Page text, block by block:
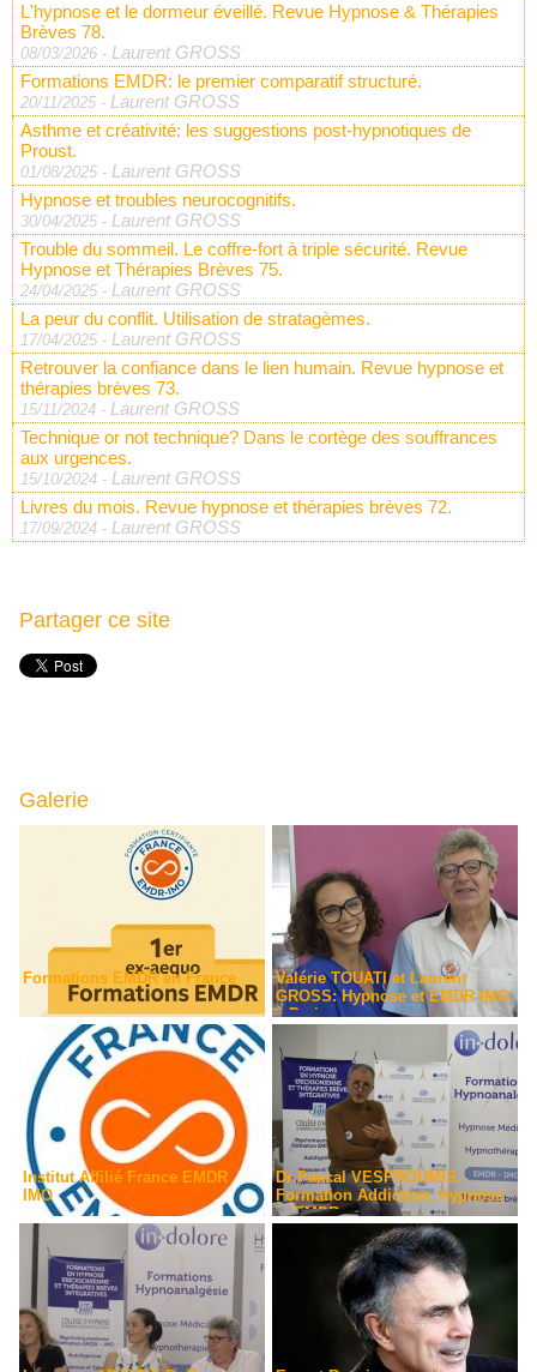
L'hypnose et le dormeur éveillé. Revue Hypnose & Thérapies
Brèves 78.
08/03/2026 - Laurent GROSS
Formations EMDR: le premier comparatif structuré.
20/11/2025 - Laurent GROSS
Asthme et créativité: les suggestions post-hypnotiques de
Proust.
01/08/2025 - Laurent GROSS
Hypnose et troubles neurocognitifs.
30/04/2025 - Laurent GROSS
Trouble du sommeil. Le coffre-fort à triple sécurité. Revue
Hypnose et Thérapies Brèves 75.
24/04/2025 - Laurent GROSS
La peur du conflit. Utilisation de stratagèmes.
17/04/2025 - Laurent GROSS
Retrouver la confiance dans le lien humain. Revue hypnose et
thérapies brèves 73.
15/11/2024 - Laurent GROSS
Technique or not technique? Dans le cortège des souffrances
aux urgences.
15/10/2024 - Laurent GROSS
Livres du mois. Revue hypnose et thérapies brèves 72.
17/09/2024 - Laurent GROSS
Partager ce site
Galerie
Formations EMDR en France
Valérie TOUATI et Laurent
GROSS: Hypnose et EMDR IMO
à Paris
Institut Affilié France EMDR
IMO
Dr Pascal VESPROUMIS.
Formation Addiction, Hypnose
et EMDR